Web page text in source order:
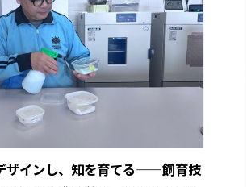
ザインし、知を育てる——飼育技